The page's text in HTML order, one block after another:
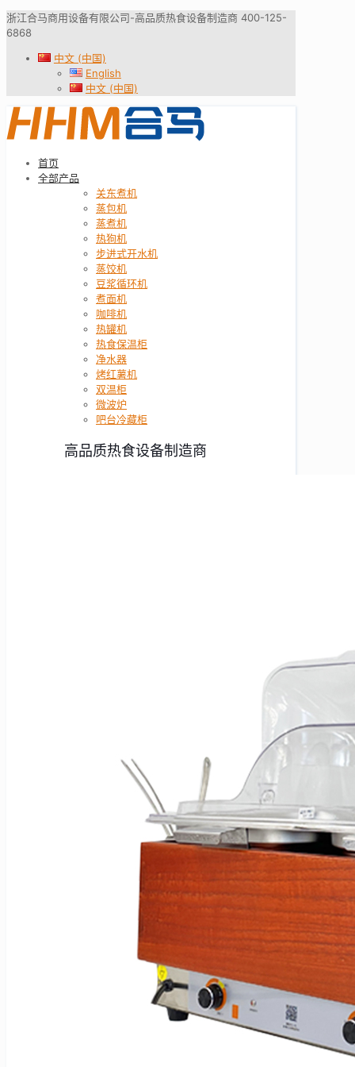
浙江合马商用设备有限公司-高品质热食设备制造商 400-125-
6868
中文 (中国)
English
中文 (中国)
首页
全部产品
关东煮机
蒸包机
蒸煮机
热狗机
步进式开水机
蒸饺机
豆浆循环机
煮面机
咖啡机
热罐机
热食保温柜
净水器
烤红薯机
双温柜
微波炉
吧台冷藏柜
高品质热食设备制造商